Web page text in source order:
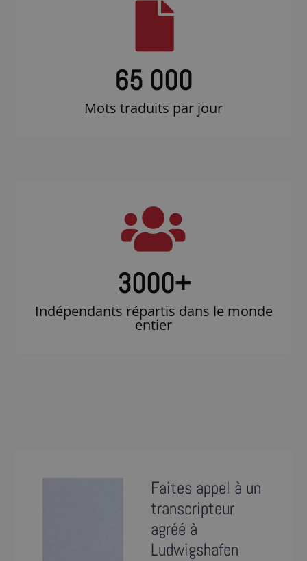
65 000
Mots traduits par jour
3000+
Indépendants répartis dans le monde
entier
Faites appel à un
transcripteur
agréé à
Ludwigshafen